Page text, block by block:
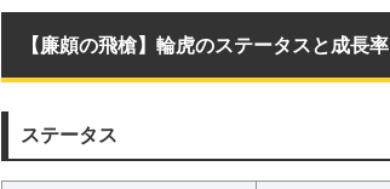
【廉頗の飛槍】輪虎のステータスと成長率
ステータス